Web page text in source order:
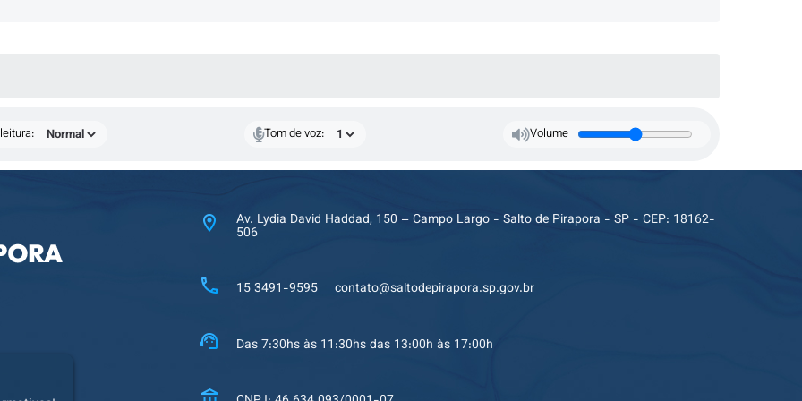
Tom de voz: Volume
Av. Lydia David Haddad, 150 – Campo Largo - Salto de Pirapora - SP - CEP: 18162-
506
15 3491-9595 contato@saltodepirapora.sp.gov.br
Das 7:30hs às 11:30hs das 13:00h às 17:00h